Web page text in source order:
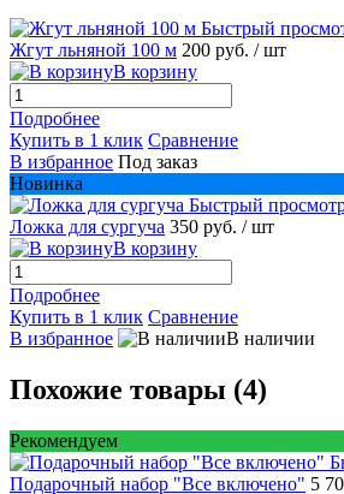
Быстрый
Жгут льняной 100 м 200 руб. / шт
В корзину
Подробнее
Купить в 1 клик Сравнение
В избранное Под заказ
Новинка
Быстрый
Ложка для сургуча 350 руб. / шт
В корзину
Подробнее
Купить в 1 клик Сравнение
В избранное
В наличии
Похожие товары (4)
Рекомендуем
Подарочный набор "Все включено" 5